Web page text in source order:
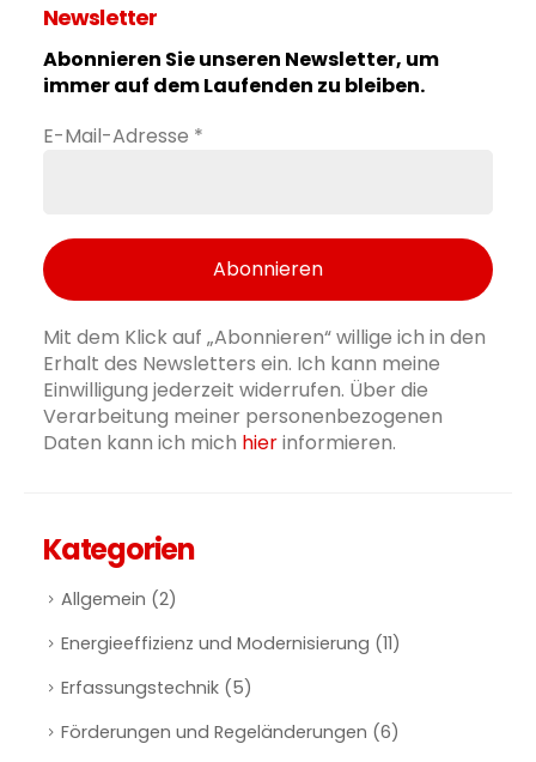
Newsletter
Abonnieren Sie unseren Newsletter, um
immer auf dem Laufenden zu bleiben.
E-Mail-Adresse *
Mit dem Klick auf „Abonnieren“ willige ich in den
Erhalt des Newsletters ein. Ich kann meine
Einwilligung jederzeit widerrufen. Über die
Verarbeitung meiner personenbezogenen
Daten kann ich mich hierinformieren.
Kategorien
Allgemein (2)
Energieeffizienz und Modernisierung (11)
Erfassungstechnik (5)
Förderungen und Regeländerungen (6)